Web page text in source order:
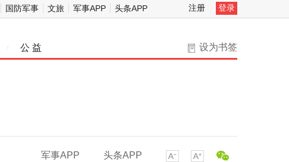
国防军事 文旅 军事APP 头条APP 注册 登录
设为书签
公 益
军事APP 头条APP